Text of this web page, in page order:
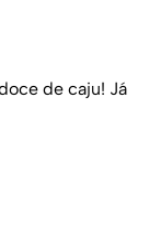
de caju! Já